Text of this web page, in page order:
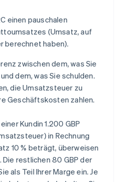
einen pauschalen
(Umsatz, auf
berechnet haben).
zwischen dem, was Sie
dem, was Sie schulden.
die Umsatzsteuer zu
Geschäftskosten zahlen.
Kundin 1.200 GBP
in Rechnung
10 % beträgt, überweisen
Die restlichen 80 GBP der
als Teil Ihrer Marge ein. Je